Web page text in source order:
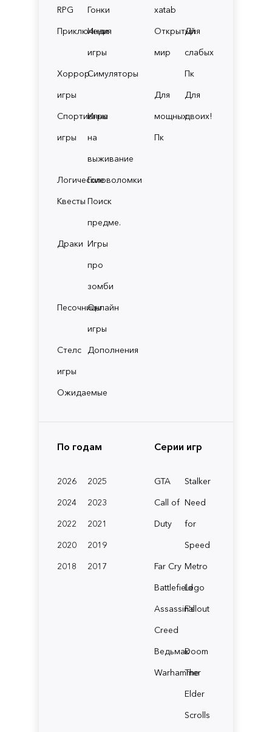
RPG
Гонки
Приключения
Инди
игры
Хоррор
игры
Симуляторы
Спортивные
игры
Игры
на
выживание
ЛогическиеГоловоломки
Квесты Поиск
предме.
Драки Игры
про
зомби
ПесочницыОнлайн
игры
Стелс
игры
Дополнения
Ожидаемые
xatab
Открытый
мир
Для
слабых
Пк
Для
мощных
Пк
Для
двоих!
По годам
2026
2025
2024
2023
2022
2021
2020
2019
2018
2017
Серии игр
GTA
Stalker
Call of
Duty
Need
for
Speed
Far Cry Metro
BattlefieldLego
Assassin's
Creed
Fallout
ВедьмакDoom
Warhammer
The
Elder
Scrolls